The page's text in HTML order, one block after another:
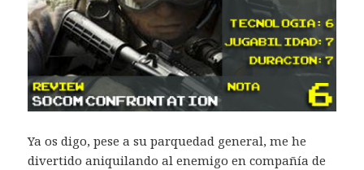
Ya os digo, pese a su parquedad general, me he
divertido aniquilando al enemigo en compañía de